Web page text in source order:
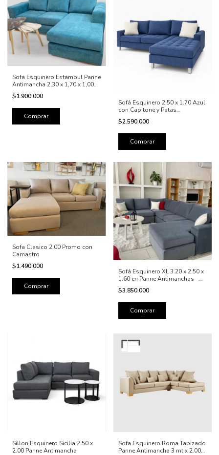
Sofa Esquinero Estambul Panne
Antimancha 2,30 x 1,70 x 1,00
mt
$1.900.000
Sofá Esquinero 2.50 x 1.70 Azul
con Capitone y Patas
Cromadas – Diseño Elegante y
Moderno
$2.590.000
Comprar
Sofa Clasico 2.00 Promo con
Camastro
$1.490.000
Sofá Esquinero XL 3.20 x 2.50 x
1.60 en Panne Antimanchas –
Diseño Modular Premium
$3.850.000
Sillon Esquinero Sicilia 2.50 x
2.00 Panne Antimancha
Sofa Esquinero Roma Tapizado
Panne Antimancha 3 mt x 2.00x